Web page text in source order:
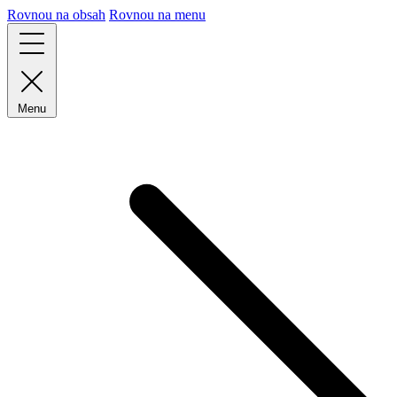
Rovnou na obsah Rovnou na menu
Menu